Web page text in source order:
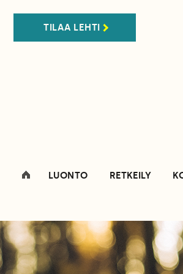
TILAA LEHTI
LUONTO RETKEILY